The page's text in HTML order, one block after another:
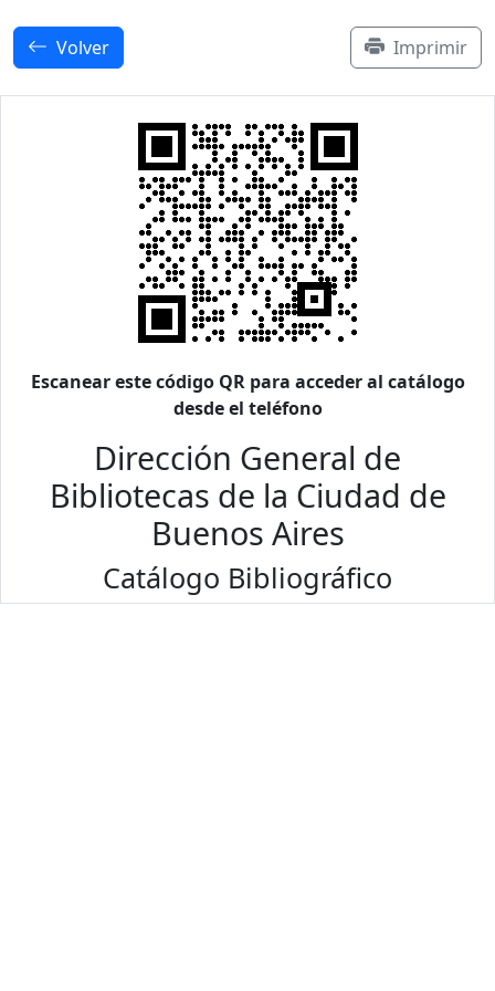
Volver Imprimir
Escanear este código QR para acceder al catálogo
desde el teléfono
Dirección General de
Bibliotecas de la Ciudad de
Buenos Aires
Catálogo Bibliográfico